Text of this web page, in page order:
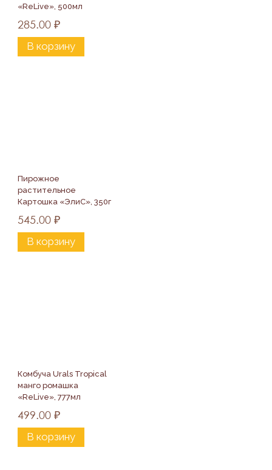
«ReLive», 500мл
285.00 ₽
В корзину
Пирожное
растительное
Картошка «ЭлиС», 350г
545.00 ₽
В корзину
Комбуча Urals Tropical
манго ромашка
«ReLive», 777мл
499.00 ₽
В корзину